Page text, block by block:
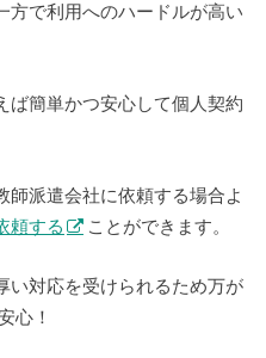
方で利用へのハードルが高い
ば簡単かつ安心して個人契約
師派遣会社に依頼する場合よ
頼する ことができます。
い対応を受けられるため万が
心！